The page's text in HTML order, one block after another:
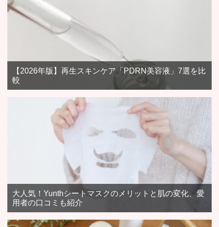
【2026年版】再生スキンケア「PDRN美容液」7選を比
較
大人気！Yunthシートマスクのメリットと肌の変化、愛
用者の口コミも紹介